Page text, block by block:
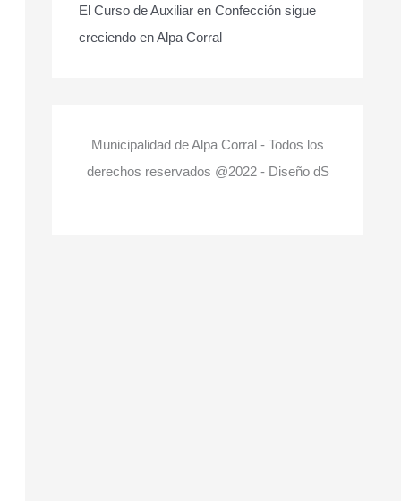
El Curso de Auxiliar en Confección sigue
creciendo en Alpa Corral
Municipalidad de Alpa Corral - Todos los
derechos reservados @2022 - Diseño dS